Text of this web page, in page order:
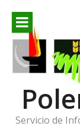
contenido
Servicio de